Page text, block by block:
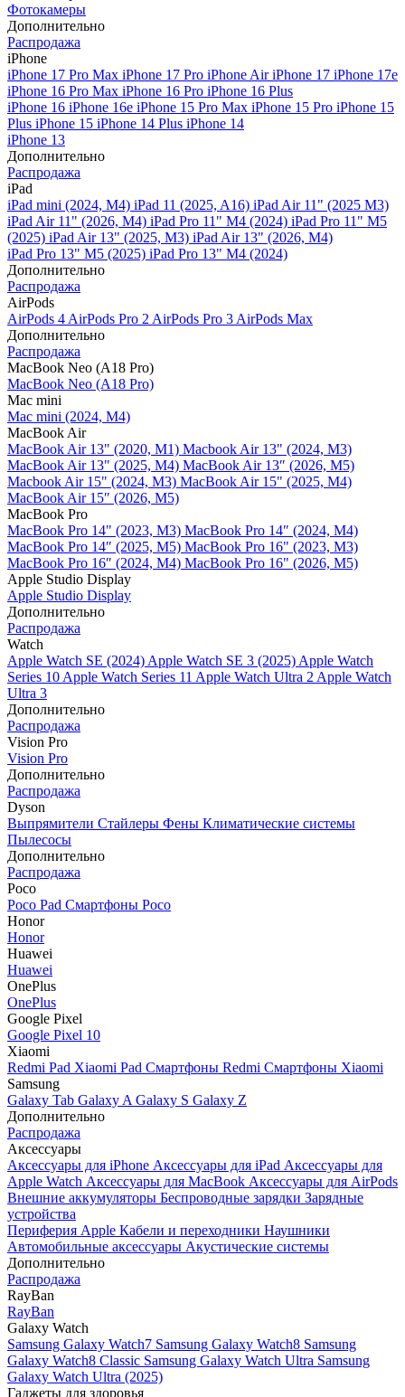
Фотокамеры
Дополнительно
Распродажа
iPhone
iPhone 17 Pro Max iPhone 17 Pro iPhone AiriPhone 17 iPhone 17e
iPhone 16 Pro Max iPhone 16 Pro iPhone 16 Plus
iPhone 16 iPhone 16e iPhone 15 Pro Max iPhone 15 Pro iPhone 15
Plus iPhone 15 iPhone 14 Plus iPhone 14
iPhone 13
Дополнительно
Распродажа
iPad
iPad mini (2024, M4) iPad 11 (2025, A16) iPad Air 11" (2025 M3)
iPad Air 11" (2026, M4) iPad Pro 11" M4 (2024) iPad Pro 11" M5
(2025) iPad Air 13" (2025, M3) iPad Air 13" (2026, M4)
iPad Pro 13" M5 (2025) iPad Pro 13" M4 (2024)
Дополнительно
Распродажа
AirPods
AirPods 4 AirPods Pro 2 AirPods Pro 3 AirPods Max
Дополнительно
Распродажа
MacBook Neo (A18 Pro)
MacBook Neo (A18 Pro)
Mac mini
Mac mini (2024, M4)
MacBook Air
MacBook Air 13" (2020, M1) Macbook Air 13" (2024, M3)
MacBook Air 13" (2025, M4) MacBook Air 13″ (2026, M5)
Macbook Air 15" (2024, M3) MacBook Air 15" (2025, M4)
MacBook Air 15″ (2026, M5)
MacBook Pro
MacBook Pro 14" (2023, M3) MacBook Pro 14″ (2024, M4)
MacBook Pro 14″ (2025, M5) MacBook Pro 16" (2023, M3)
MacBook Pro 16″ (2024, M4) MacBook Pro 16" (2026, M5)
Apple Studio Display
Apple Studio Display
Дополнительно
Распродажа
Watch
Apple Watch SE (2024) Apple Watch SE 3 (2025) Apple Watch
Series 10 Apple Watch Series 11 Apple Watch Ultra 2 Apple Watch
Ultra 3
Дополнительно
Распродажа
Vision Pro
Vision Pro
Дополнительно
Распродажа
Dyson
Выпрямители Стайлеры Фены Климатические системы
Пылесосы
Дополнительно
Распродажа
Poco
Poco Pad Смартфоны Poco
Honor
Honor
Huawei
Huawei
OnePlus
OnePlus
Google Pixel
Google Pixel 10
Xiaomi
Redmi Pad Xiaomi Pad Смартфоны Redmi Смартфоны Xiaomi
Samsung
Galaxy Tab Galaxy A Galaxy S Galaxy Z
Дополнительно
Распродажа
Аксессуары
Аксессуары для iPhone Аксессуары для iPad Аксессуары для
Apple Watch Аксессуары для MacBook Аксессуары для AirPods
Внешние аккумуляторы Беспроводные зарядки Зарядные
устройства
Периферия Apple Кабели и переходники Наушники
Автомобильные аксессуары Акустические системы
Дополнительно
Распродажа
RayBan
RayBan
Galaxy Watch
Samsung Galaxy Watch7 Samsung Galaxy Watch8 Samsung
Galaxy Watch8 Classic Samsung Galaxy Watch Ultra Samsung
Galaxy Watch Ultra (2025)
Гаджеты для здоровья